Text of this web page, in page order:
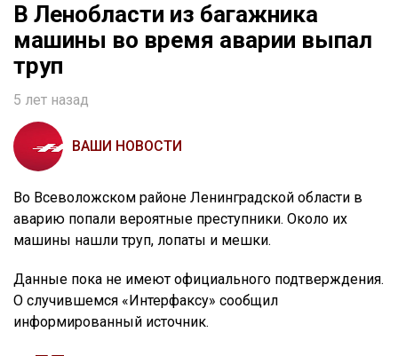
В Ленобласти из багажника
машины во время аварии выпал
труп
5 лет назад
ВАШИ НОВОСТИ
Во Всеволожском районе Ленинградской области в
аварию попали вероятные преступники. Около их
машины нашли труп, лопаты и мешки.
Данные пока не имеют официального подтверждения.
О случившемся «Интерфаксу» сообщил
информированный источник.